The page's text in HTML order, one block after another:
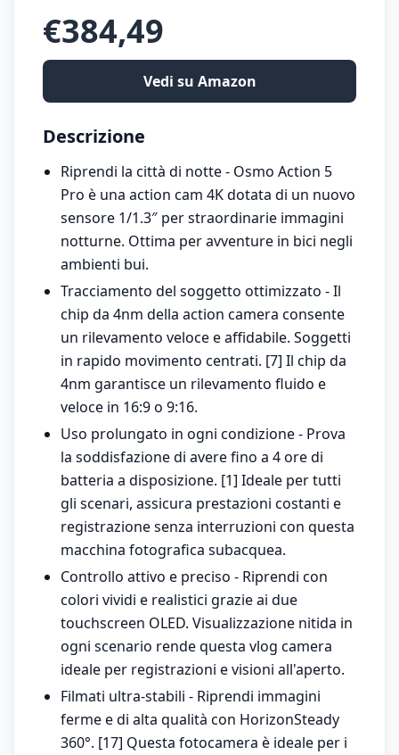
€384,49
Vedi su Amazon
Descrizione
Riprendi la città di notte - Osmo Action 5
Pro è una action cam 4K dotata di un nuovo
sensore 1/1.3″ per straordinarie immagini
notturne. Ottima per avventure in bici negli
ambienti bui.
Tracciamento del soggetto ottimizzato - Il
chip da 4nm della action camera consente
un rilevamento veloce e affidabile. Soggetti
in rapido movimento centrati. [7] Il chip da
4nm garantisce un rilevamento fluido e
veloce in 16:9 o 9:16.
Uso prolungato in ogni condizione - Prova
la soddisfazione di avere fino a 4 ore di
batteria a disposizione. [1] Ideale per tutti
gli scenari, assicura prestazioni costanti e
registrazione senza interruzioni con questa
macchina fotografica subacquea.
Controllo attivo e preciso - Riprendi con
colori vividi e realistici grazie ai due
touchscreen OLED. Visualizzazione nitida in
ogni scenario rende questa vlog camera
ideale per registrazioni e visioni all'aperto.
Filmati ultra-stabili - Riprendi immagini
ferme e di alta qualità con HorizonSteady
360°. [17] Questa fotocamera è ideale per i